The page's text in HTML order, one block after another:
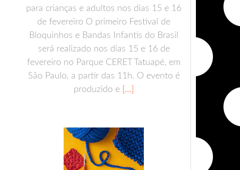
para crianças e adultos nos dias 15 e 16
de fevereiro O primeiro Festival de
Bloquinhos e Bandas Infantis do Brasil
será realizado nos dias 15 e 16 de
fevereiro no Parque CERET Tatuapé, em
São Paulo, a partir das 11h. O evento é
produzido e […]